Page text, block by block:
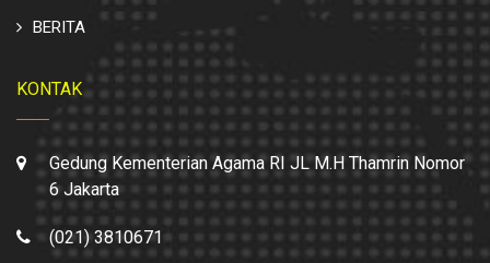
BERITA
KONTAK
Gedung Kementerian Agama RI JL M.H Thamrin Nomor
6 Jakarta
(021) 3810671